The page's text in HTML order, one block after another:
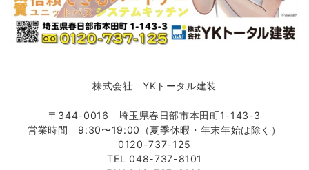
株式会社 YKトータル建装
〒344-0016 埼玉県春日部市本田町1-143-3
営業時間 9:30〜19:00（夏季休暇・年末年始は除く）
0120-737-125
TEL 048-737-8101